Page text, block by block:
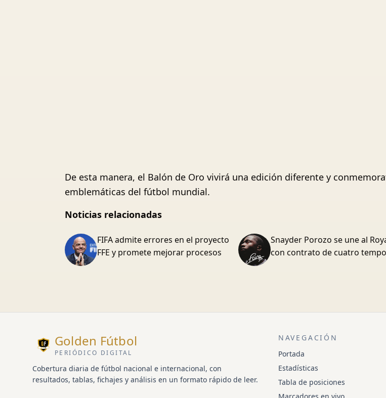
De esta manera, el Balón de Oro vivirá una edición diferente y
emblemáticas del fútbol mundial.
Noticias relacionadas
FIFA admite errores en el proyecto
FFE y promete mejorar procesos
Snayder Porozo se une al
con contrato de cuatro
Golden Fútbol
PERIÓDICO DIGITAL
Cobertura diaria de fútbol nacional e internacional, con
resultados, tablas, fichajes y análisis en un formato rápido de leer.
NAVEGACIÓN
Portada
Estadísticas
Tabla de posiciones